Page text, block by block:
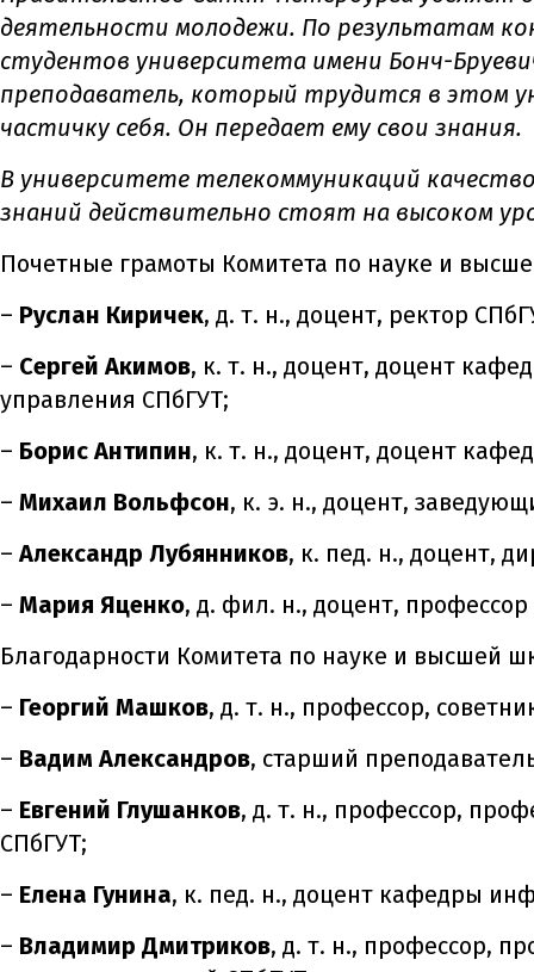
деятельности молодежи. По результатам
студентов университета имени Бонч-
преподаватель, который трудится в этом
частичку себя. Он передает ему свои знания.
В университете телекоммуникаций
знаний действительно стоят на высоком
Почетные грамоты Комитета по науке и
– Руслан Киричек, д. т. н., доцент, ректор
– Сергей Акимов, к. т. н., доцент, доцент
управления СПбГУТ;
– Борис Антипин, к. т. н., доцент, доцент
– Михаил Вольфсон, к. э. н., доцент,
–Александр Лубянников, к. пед. н., доцент,
– Мария Яценко, д. фил. н., доцент,
Благодарности Комитета по науке и высшей
– Георгий Машков, д. т. н., профессор,
– Вадим Александров, старший
– Евгений Глушанков, д. т. н., профессор,
СПбГУТ;
– Елена Гунина, к. пед. н., доцент кафедры
– Владимир Дмитриков, д. т. н., профессор,